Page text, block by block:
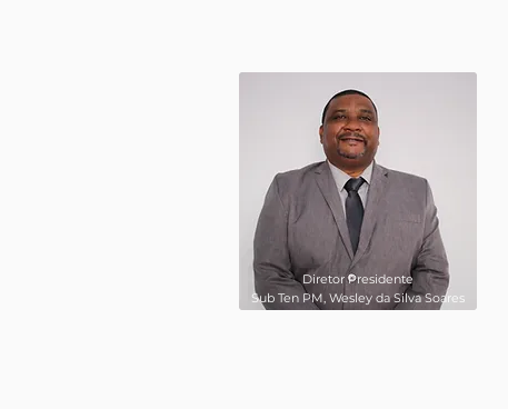
Diretor Presidente
Sub Ten PM, Wesley da Silva Soares